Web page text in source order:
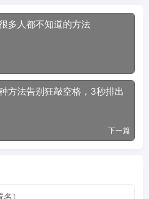
多人都不知道的方法
方法告别狂敲空格，3秒排出
下一篇